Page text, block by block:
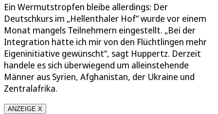
Ein Wermutstropfen bleibe allerdings: Der
Deutschkurs im „Hellenthaler Hof“ wurde vor einem
Monat mangels Teilnehmern eingestellt. „Bei der
Integration hätte ich mir von den Flüchtlingen mehr
Eigeninitiative gewünscht“, sagt Huppertz. Derzeit
handele es sich überwiegend um alleinstehende
Männer aus Syrien, Afghanistan, der Ukraine und
Zentralafrika.
ANZEIGE X